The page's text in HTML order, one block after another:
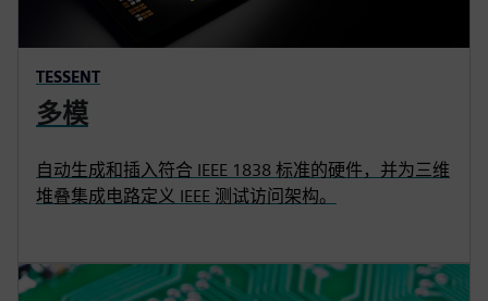
TESSENT
多模
自动生成和插入符合 IEEE 1838 标准的硬件，并为三维
堆叠集成电路定义 IEEE 测试访问架构。